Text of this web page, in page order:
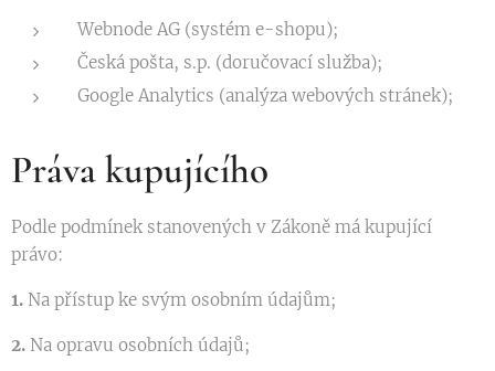
Webnode AG (systém e-shopu);
Česká pošta, s.p. (doručovací služba);
Google Analytics (analýza webových stránek);
Práva kupujícího
Podle podmínek stanovených v Zákoně má kupující
právo:
1. Na přístup ke svým osobním údajům;
2. Na opravu osobních údajů;